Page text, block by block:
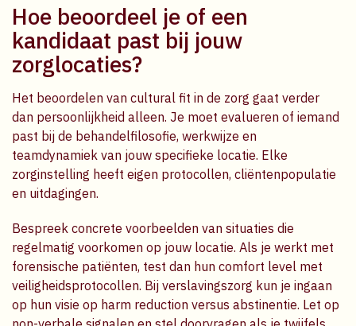
Hoe beoordeel je of een
kandidaat past bij jouw
zorglocaties?
Het beoordelen van cultural fit in de zorg gaat verder
dan persoonlijkheid alleen. Je moet evalueren of iemand
past bij de behandelfilosofie, werkwijze en
teamdynamiek van jouw specifieke locatie. Elke
zorginstelling heeft eigen protocollen, cliëntenpopulatie
en uitdagingen.
Bespreek concrete voorbeelden van situaties die
regelmatig voorkomen op jouw locatie. Als je werkt met
forensische patiënten, test dan hun comfort level met
veiligheidsprotocollen. Bij verslavingszorg kun je ingaan
op hun visie op harm reduction versus abstinentie. Let op